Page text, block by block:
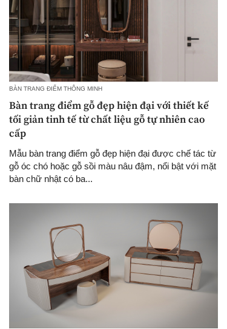
BÀN TRANG ĐIỂM THÔNG MINH
Bàn trang điểm gỗ đẹp hiện đại với thiết kế
tối giản tinh tế từ chất liệu gỗ tự nhiên cao
cấp
Mẫu bàn trang điểm gỗ đẹp hiện đại được chế tác từ
gỗ óc chó hoặc gỗ sồi màu nâu đậm, nổi bật với mặt
bàn chữ nhật có ba...